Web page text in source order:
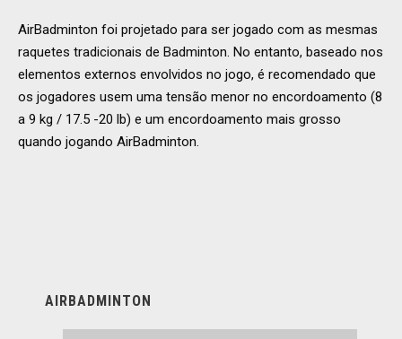
AirBadminton foi projetado para ser jogado com as mesmas
raquetes tradicionais de Badminton. No entanto, baseado nos
elementos externos envolvidos no jogo, é recomendado que
os jogadores usem uma tensão menor no encordoamento (8
a 9 kg / 17.5 -20 lb) e um encordoamento mais grosso
quando jogando AirBadminton.
AIRBADMINTON